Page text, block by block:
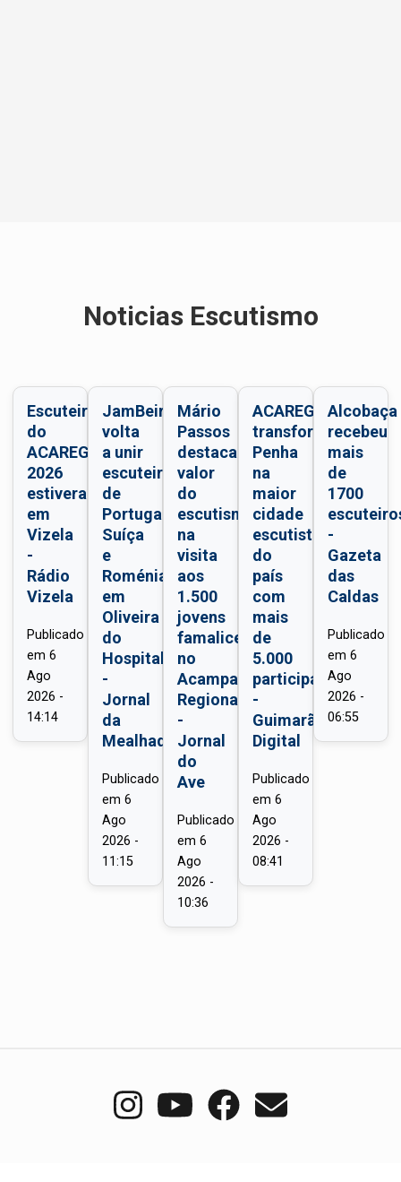
Noticias Escutismo
Escuteiros
do
ACAREG
2026
estiveram
em
Vizela
-
Rádio
Vizela
Publicado
em 6
Ago
2026 -
14:14
JamBeiras
volta
a unir
escuteiros
de
Portugal,
Suíça
e
Roménia
em
Oliveira
do
Hospital
-
Jornal
da
Mealhada
Publicado
em 6
Ago
2026 -
11:15
Mário
Passos
destaca
valor
do
escutismo
na
visita
aos
1.500
jovens
famalicenses
no
Acampamento
Regional
-
Jornal
do
Ave
Publicado
em 6
Ago
2026 -
10:36
ACAREG
transforma
Penha
na
maior
cidade
escutista
do
país
com
mais
de
5.000
participantes
-
Guimarães
Digital
Publicado
em6
Ago
2026 -
08:41
Alcobaça
recebeu
mais
de
1700
-
Gazeta
das
Caldas
Publicado
em6
Ago
2026 -
06:55